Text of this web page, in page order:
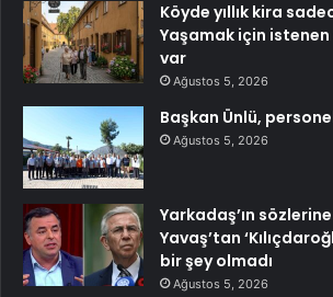
Köyde yıllık kira
Yaşamak için
var
Ağustos 5, 2026
Başkan Ünlü,
Ağustos 5, 2026
Yarkadaş’ın
Yavaş’tan
bir şey olmadı
Ağustos 5, 2026